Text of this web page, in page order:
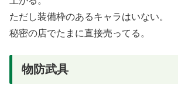
ただし装備枠のあるキャラはいない。
秘密の店でたまに直接売ってる。
物防武具